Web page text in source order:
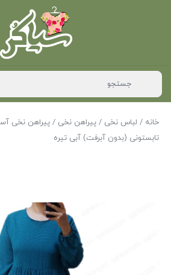
خانه / لباس نخی / پیراهن نخی / پیراهن نخی
تابستونی (بدون آبرفت) آبی تیره